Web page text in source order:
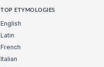
TOP ETYMOLOGIES
English
Latin
French
Italian